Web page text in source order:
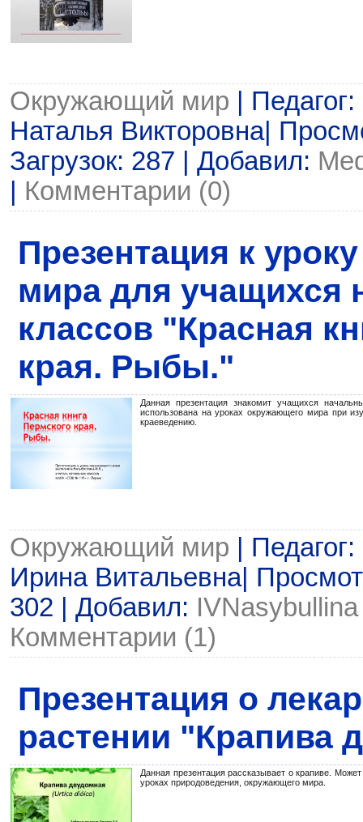
Окружающий мир |
Наталья Викторовна|
Загрузок: 287 | Добавил:
Комментарии (0)
Презентация к
мира для учащихся
классов "Красная
края. Рыбы."
Данная презентация знакомит учащихся
использована на уроках окружающего мира при
краеведению.
Окружающий мир |
Ирина Витальевна|
302 | Добавил: IVNasybullina
Комментарии (1)
Презентация о
растении "Крапива
Данная презентация рассказывает о крапиве.
уроках природоведения, окружающего мира.